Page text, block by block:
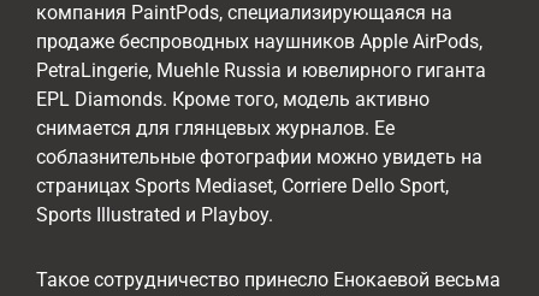
компания PaintPods, специализирующаяся на
продаже беспроводных наушников Apple AirPods,
PetraLingerie, Muehle Russia и ювелирного гиганта
EPL Diamonds. Кроме того, модель активно
снимается для глянцевых журналов. Ее
соблазнительные фотографии можно увидеть на
страницах Sports Mediaset, Corriere Dello Sport,
Sports Illustrated и Playboy.
Такое сотрудничество принесло Енокаевой весьма